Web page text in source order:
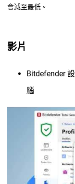
會減至最低。
影片
Bitdefender
腦